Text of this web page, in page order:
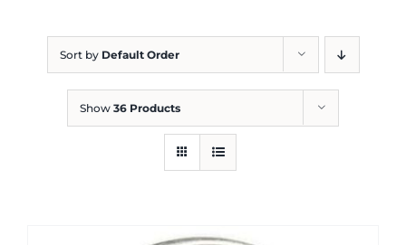
Sort by Default Order
Show 36 Products